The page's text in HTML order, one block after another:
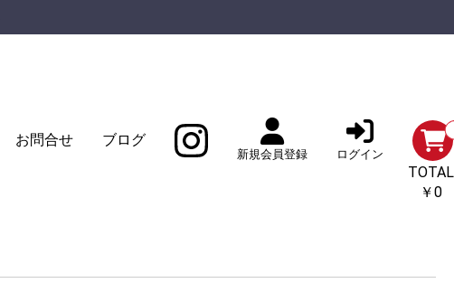
お問合せ ブログ
新規会員登録 ログイン
TOTAL
￥0